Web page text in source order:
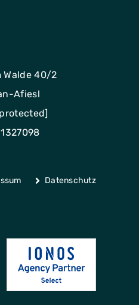
Walde 40/2
Afiesl
Datenschutz